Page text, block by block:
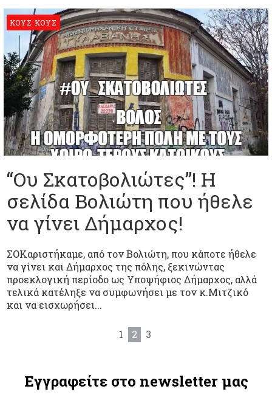
ΚΟΥΣ ΚΟΥΣ
“Ου Σκατοβολιώτες”! Η
σελίδα Βολιώτη που ήθελε
να γίνει Δήμαρχος!
ΣΟΚαριστήκαμε, από τον Βολιώτη, που κάποτε ήθελε
να γίνει και Δήμαρχος της πόλης, ξεκινώντας
προεκλογική περίοδο ως Υποψήφιος Δήμαρχος, αλλά
τελικά κατέληξε να συμφωνήσει με τον κ.Μιτζικό
και να εισχωρήσει...
1 2 3
Εγγραφείτε στο newsletter μας